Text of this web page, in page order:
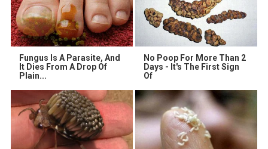
Fungus Is A Parasite, And
It Dies From A Drop Of
Plain...
No Poop For More Than 2
Days - It's The First Sign
Of